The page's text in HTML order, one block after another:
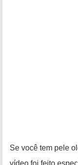
Se você tem pele